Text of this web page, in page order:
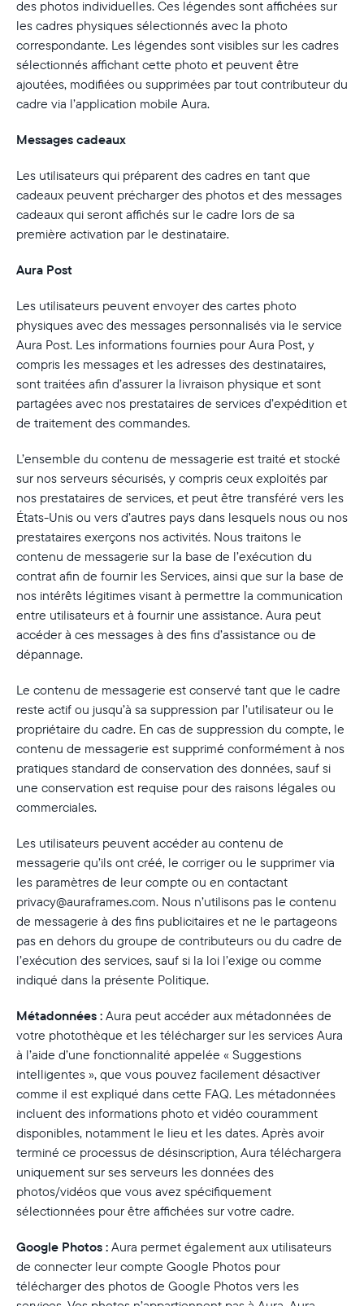
des photos individuelles. Ces légendes sont affichées sur
les cadres physiques sélectionnés avec la photo
correspondante. Les légendes sont visibles sur les cadres
sélectionnés affichant cette photo et peuvent être
ajoutées, modifiées ou supprimées par tout contributeur du
cadre via l’application mobile Aura.
Messages cadeaux
Les utilisateurs qui préparent des cadres en tant que
cadeaux peuvent précharger des photos et des messages
cadeaux qui seront affichés sur le cadre lors de sa
première activation par le destinataire.
Aura Post
Les utilisateurs peuvent envoyer des cartes photo
physiques avec des messages personnalisés via le service
Aura Post. Les informations fournies pour Aura Post, y
compris les messages et les adresses des destinataires,
sont traitées afin d’assurer la livraison physique et sont
partagées avec nos prestataires de services d’expédition et
de traitement des commandes.
L’ensemble du contenu de messagerie est traité et stocké
sur nos serveurs sécurisés, y compris ceux exploités par
nos prestataires de services, et peut être transféré vers les
États-Unis ou vers d’autres pays dans lesquels nous ou nos
prestataires exerçons nos activités. Nous traitons le
contenu de messagerie sur la base de l’exécution du
contrat afin de fournir les Services, ainsi que sur la base de
nos intérêts légitimes visant à permettre la communication
entre utilisateurs et à fournir une assistance. Aura peut
accéder à ces messages à des fins d’assistance ou de
dépannage.
Le contenu de messagerie est conservé tant que le cadre
reste actif ou jusqu’à sa suppression par l’utilisateur ou le
propriétaire du cadre. En cas de suppression du compte, le
contenu de messagerie est supprimé conformément à nos
pratiques standard de conservation des données, sauf si
une conservation est requise pour des raisons légales ou
commerciales.
Les utilisateurs peuvent accéder au contenu de
messagerie qu’ils ont créé, le corriger ou le supprimer via
les paramètres de leur compte ou en contactant
privacy@auraframes.com. Nous n’utilisons pas le contenu
de messagerie à des fins publicitaires et ne le partageons
pas en dehors du groupe de contributeurs ou du cadre de
l’exécution des services, sauf si la loi l’exige ou comme
indiqué dans la présente Politique.
Métadonnées : Aura peut accéder aux métadonnées de
votre photothèque et les télécharger sur les services Aura
à l’aide d’une fonctionnalité appelée « Suggestions
intelligentes », que vous pouvez facilement désactiver
comme il est expliqué dans cette FAQ. Les métadonnées
incluent des informations photo et vidéo couramment
disponibles, notamment le lieu et les dates. Après avoir
terminé ce processus de désinscription, Aura téléchargera
uniquement sur ses serveurs les données des
photos/vidéos que vous avez spécifiquement
sélectionnées pour être affichées sur votre cadre.
Google Photos : Aura permet également aux utilisateurs
de connecter leur compte Google Photos pour
télécharger des photos de Google Photos vers les